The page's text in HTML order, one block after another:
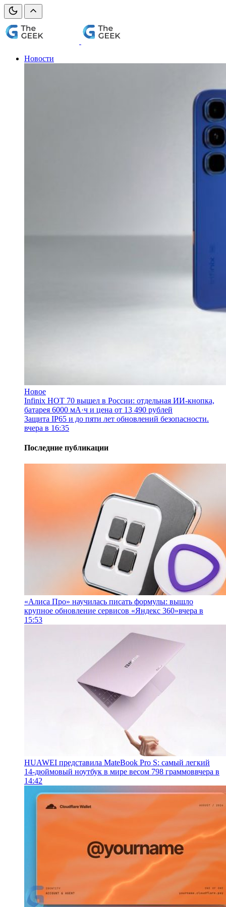
Новости
Новое
Infinix HOT 70 вышел в России: отдельная ИИ-кнопка,
батарея 6000 мА·ч и цена от 13 490 рублей
Защита IP65 и до пяти лет обновлений безопасности.
вчера в 16:35
Последние публикации
«Алиса Про» научилась писать формулы: вышло
крупное обновление сервисов «Яндекс 360»вчера в
15:53
HUAWEI представила MateBook Pro S: самый легкий
14-дюймовый ноутбук в мире весом 798 граммоввчера в
14:42